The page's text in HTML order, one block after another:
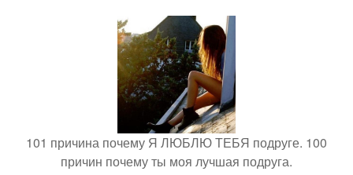
101 причина почему Я ЛЮБЛЮ ТЕБЯ подруге. 100
причин почему ты моя лучшая подруга.